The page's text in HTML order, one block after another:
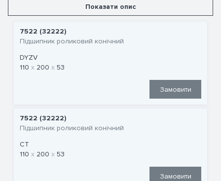
Показати опис
7522 (32222)
Підшипник роликовий конічний
DYZV
110
200 53
Замовити
7522 (32222)
Підшипник роликовий конічний
CT
110
200 53
Замовити